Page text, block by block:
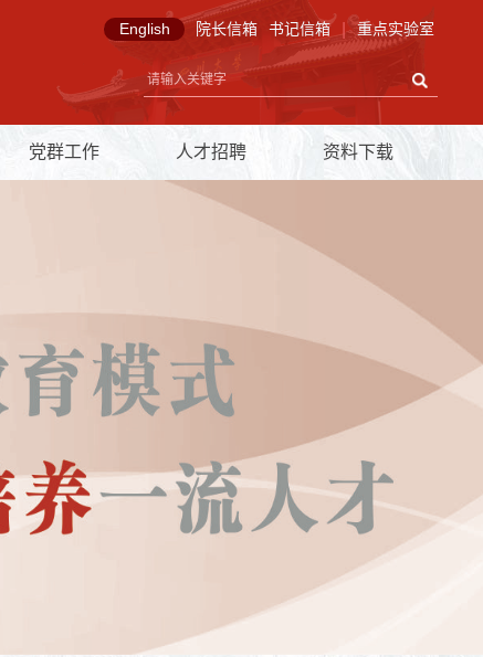
重点实验室
书记信箱
院长信箱
English
党群工作 人才招聘 资料下载